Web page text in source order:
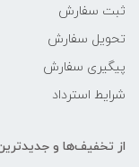
ثبت سفارش
تحویل سفارش
پیگیری سفارش
شرایط استرداد
از تخفیف‌ها و